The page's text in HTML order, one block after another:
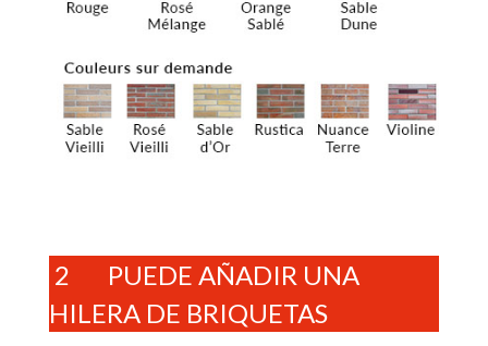
2 PUEDE AÑADIR UNA
HILERA DE BRIQUETAS